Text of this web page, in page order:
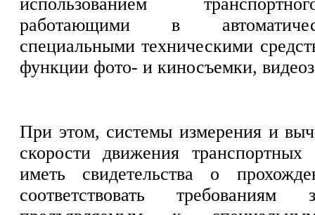
работающими в
специальными техническими
функции фото- и киносъемки,
При этом, системы измерения и
скорости движения
иметь свидетельства о
соответствовать требованиям